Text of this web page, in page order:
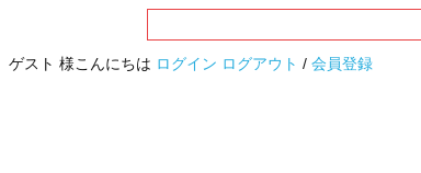
ゲスト 様こんにちは ログイン ログアウト / 会員登録